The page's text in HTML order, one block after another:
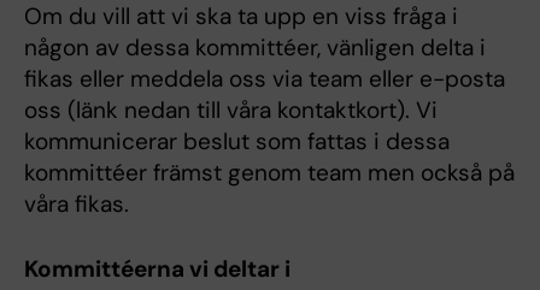
Om du vill att vi ska ta upp en viss fråga i
någon av dessa kommittéer, vänligen delta i
fikas eller meddela oss via team eller e-posta
oss (länk nedan till våra kontaktkort). Vi
kommunicerar beslut som fattas i dessa
kommittéer främst genom team men också på
våra fikas.
Kommittéerna vi deltar i